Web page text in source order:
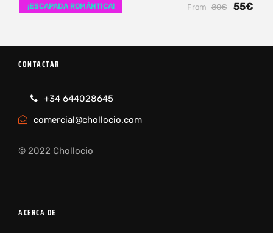
¡ESCAPADA ROMÁNTICA! From 80€ 55€
CONTACTAR
+34 644028645
comercial@chollocio.com
© 2022 Chollocio
ACERCA DE